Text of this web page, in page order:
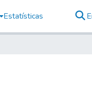
Estatísticas